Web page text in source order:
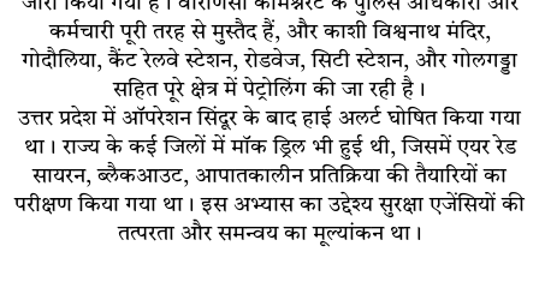
कर्मचारी पूरी तरह से मुस्तैद हैं, और काशी विश्वनाथ मंदिर,
गोदौलिया, कैंट रेलवे स्टेशन, रोडवेज, सिटी स्टेशन, और गोलगड्डा
सहित पूरे क्षेत्र में पेट्रोलिंग की जा रही है।
उत्तर प्रदेश में ऑपरेशन सिंदूर के बाद हाई अलर्ट घोषित किया गया
था। राज्य के कई जिलों में मॉक ड्रिल भी हुई थी, जिसमें एयर रेड
सायरन, ब्लैकआउट, आपातकालीन प्रतिक्रिया की तैयारियों का
परीक्षण किया गया था। इस अभ्यास का उद्देश्य सुरक्षा एजेंसियों की
तत्परता और समन्वय का मूल्यांकन था।